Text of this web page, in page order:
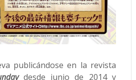
publicándose en la revista
desde junio de 2014 y